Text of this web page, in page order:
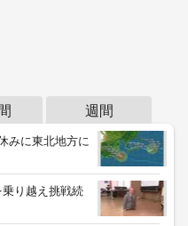
週間
みに東北地方に
り越え挑戦続